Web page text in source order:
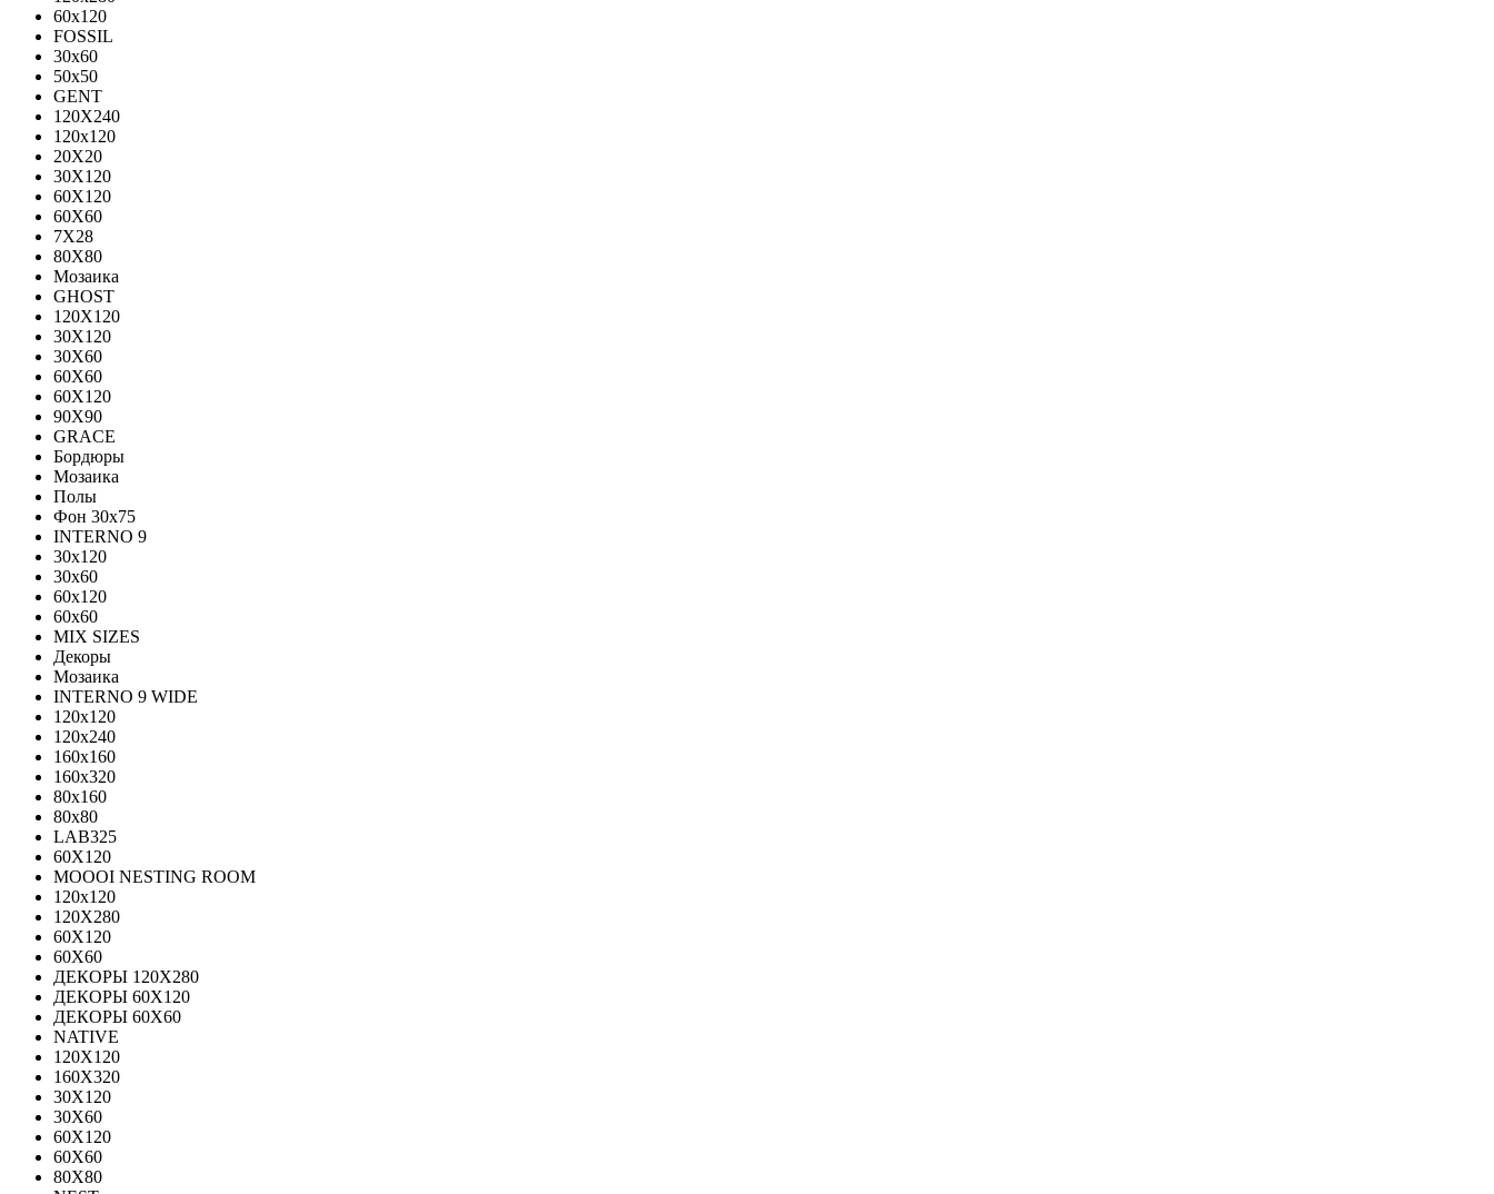
60x120
FOSSIL
30x60
50x50
GENT
120X240
120х120
20X20
30X120
60X120
60X60
7X28
80X80
Мозаика
GHOST
120X120
30X120
30X60
60X60
60Х120
90X90
GRACE
Бордюры
Мозаика
Полы
Фон 30х75
INTERNO 9
30x120
30x60
60x120
60x60
MIX SIZES
Декоры
Мозаика
INTERNO 9 WIDE
120x120
120x240
160x160
160x320
80x160
80x80
LAB325
60X120
MOOOI NESTING ROOM
120x120
120Х280
60Х120
60Х60
ДЕКОРЫ 120Х280
ДЕКОРЫ 60Х120
ДЕКОРЫ 60Х60
NATIVE
120Х120
160Х320
30X120
30X60
60X120
60X60
80Х80